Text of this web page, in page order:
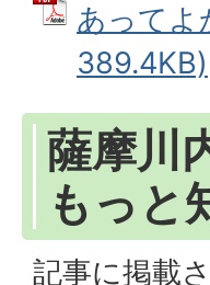
あってよ
389.4KB)
薩摩川
もっと
記事に掲載